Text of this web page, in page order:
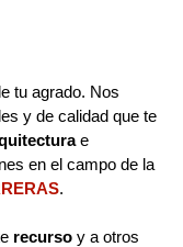
tu agrado. Nos
y de calidad que te
e
en el campo de la
.
recurso y a otros